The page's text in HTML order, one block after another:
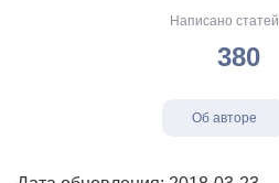
Написано статей
380
Об авторе